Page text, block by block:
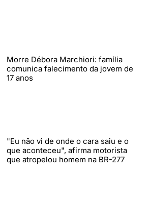
Morre Débora Marchiori: família
comunica falecimento da jovem de
17 anos
"Eu não vi de onde o cara saiu e o
que aconteceu", afirma motorista
que atropelou homem na BR-277